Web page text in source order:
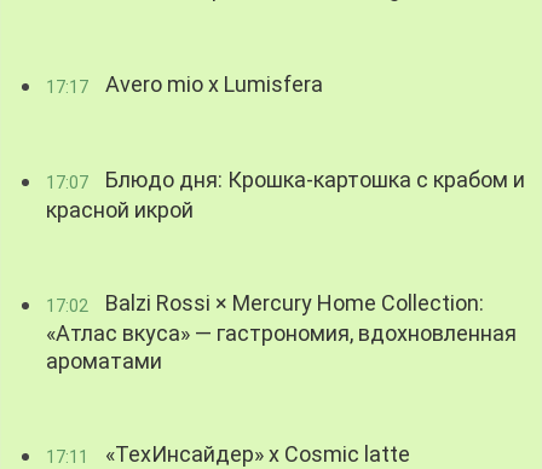
17:17 Avero mio x Lumisfera
17:07
Блюдо дня: Крошка-картошка с крабом и
красной икрой
17:02
Balzi Rossi × Mercury Home Collection:
«Атлас вкуса» — гастрономия, вдохновленная
ароматами
17:11 «ТехИнсайдер» х Cosmic latte